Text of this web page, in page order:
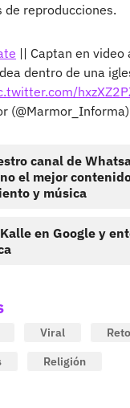
reproducciones.
|| Captan en video
dentro de una
(@Marmor_Informa)
canal de
el mejor
y música
en Google y
Viral
Religión